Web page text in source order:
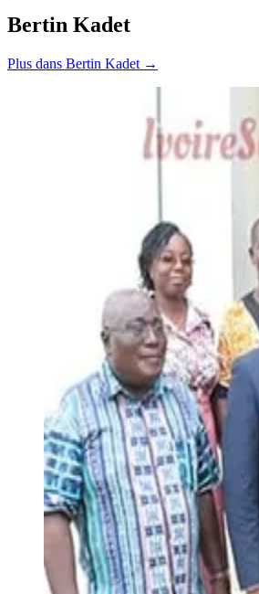
Bertin Kadet
Plus dans Bertin Kadet →